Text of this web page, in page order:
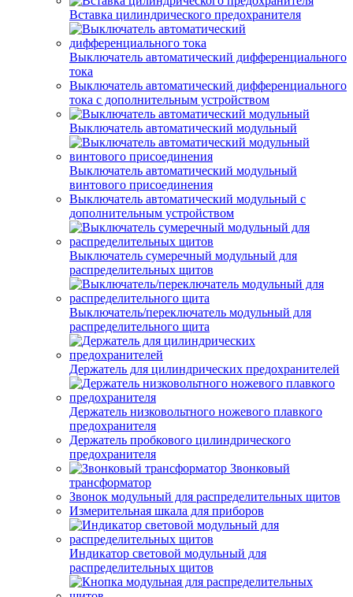
Вставка цилиндрического предохранителя
Выключатель автоматический дифференциального
тока
Выключатель автоматический дифференциального
тока с дополнительным устройством
Выключатель автоматический модульный
Выключатель автоматический модульный
винтового присоединения
Выключатель автоматический модульный с
дополнительным устройством
Выключатель сумеречный модульный для
распределительных щитов
Выключатель/переключатель модульный для
распределительного щита
Держатель для цилиндрических предохранителей
Держатель низковольтного ножевого плавкого
предохранителя
Держатель пробкового цилиндрического
предохранителя
Звонковый
трансформатор
Звонок модульный для распределительных щитов
Измерительная шкала для приборов
Индикатор световой модульный для
распределительных щитов